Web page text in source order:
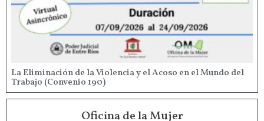
La Eliminación de la Violencia y el Acoso en el Mundo del
Trabajo (Convenio 190)
Oficina de la Mujer